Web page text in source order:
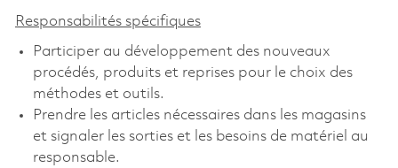
Responsabilités spécifiques
Participer au développement des nouveaux
procédés, produits et reprises pour le choix des
méthodes et outils.
Prendre les articles nécessaires dans les magasins
et signaler les sorties et les besoins de matériel au
responsable.